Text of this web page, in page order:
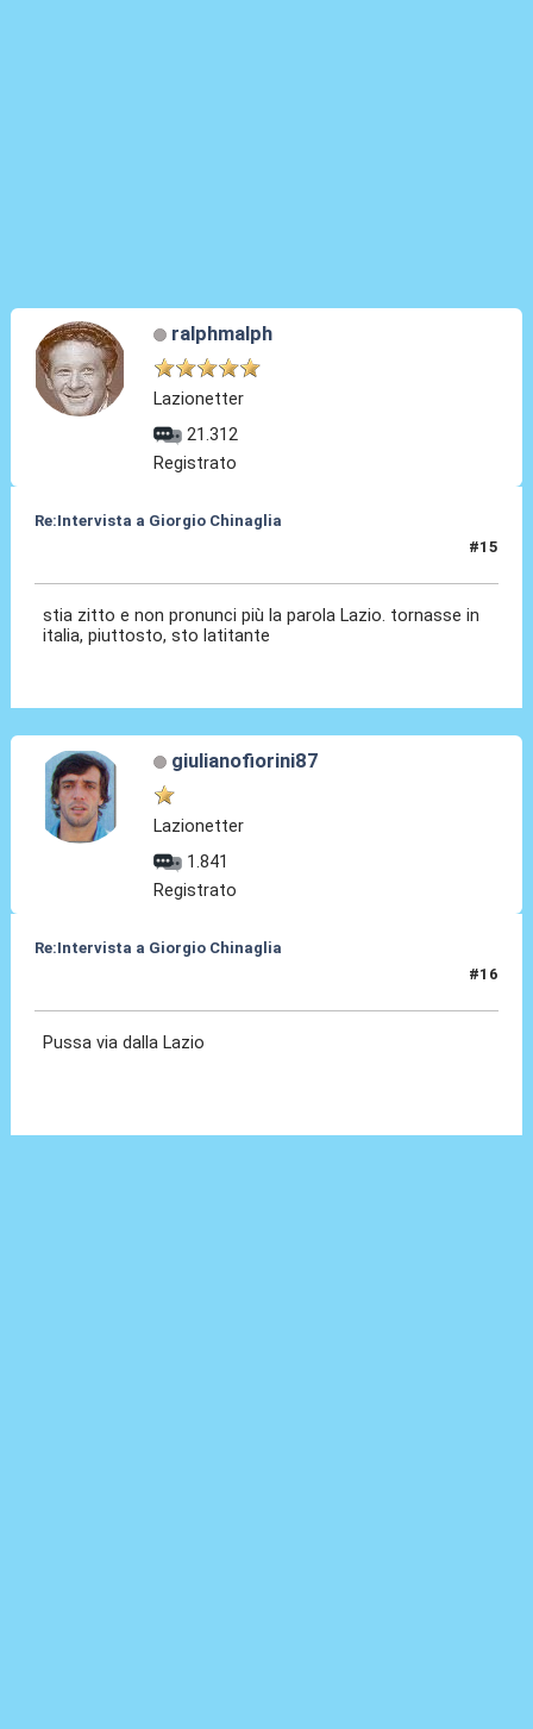
ralphmalph
Lazionetter
21.312
Registrato
Re:Intervista a Giorgio Chinaglia
#15
stia zitto e non pronunci più la parola Lazio. tornasse in
italia, piuttosto, sto latitante
giulianofiorini87
Lazionetter
1.841
Registrato
Re:Intervista a Giorgio Chinaglia
#16
Pussa via dalla Lazio